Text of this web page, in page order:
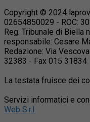
Copyright © 2024
02654850029 - ROC:
Reg. Tribunale di
responsabile: Cesare
Redazione: Via
32383 - Fax 015 31834
La testata fruisce dei
Servizi informatici e
Web S.r.l.